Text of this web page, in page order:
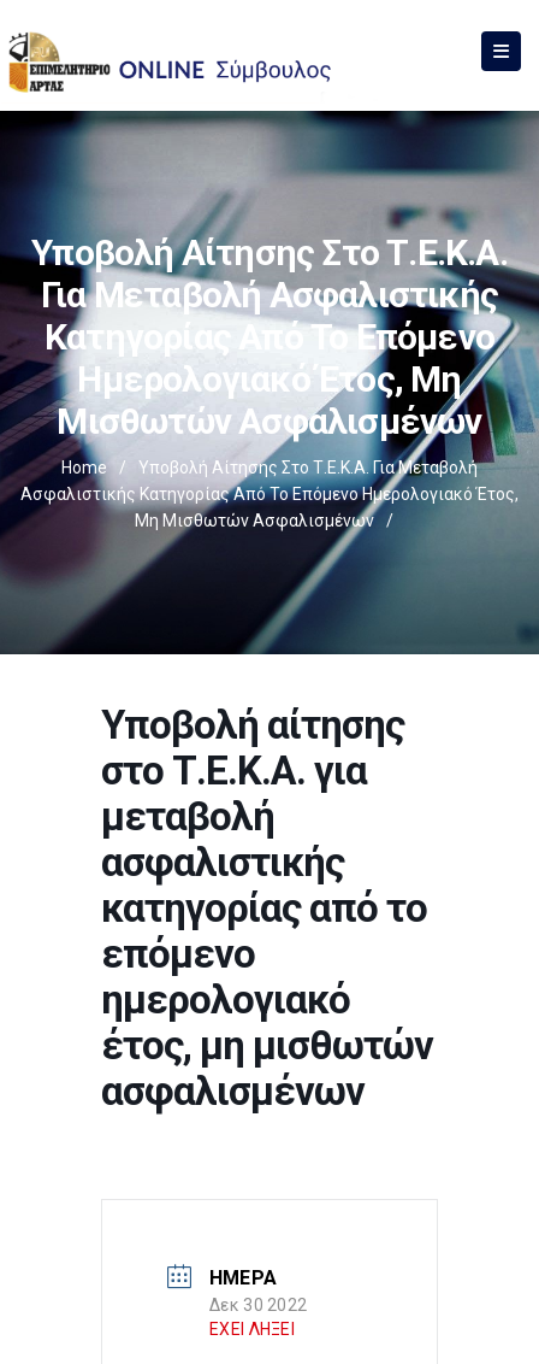
Υποβολή Αίτησης Στο Τ.Ε.Κ.Α.
Για Μεταβολή Ασφαλιστικής
Κατηγορίας Από Το Επόμενο
Ημερολογιακό Έτος, Μη
Μισθωτών Ασφαλισμένων
Home /
Υποβολή Αίτησης Στο Τ.Ε.Κ.Α. Για Μεταβολή
Ασφαλιστικής Κατηγορίας Από Το Επόμενο Ημερολογιακό Έτος,
Μη Μισθωτών Ασφαλισμένων
/
Υποβολή αίτησης
στο Τ.Ε.Κ.Α. για
μεταβολή
ασφαλιστικής
κατηγορίας από το
επόμενο
ημερολογιακό
έτος, μη μισθωτών
ασφαλισμένων
ΗΜΕΡΑ
Δεκ 30 2022
ΕΧΕΙ ΛΗΞΕΙ